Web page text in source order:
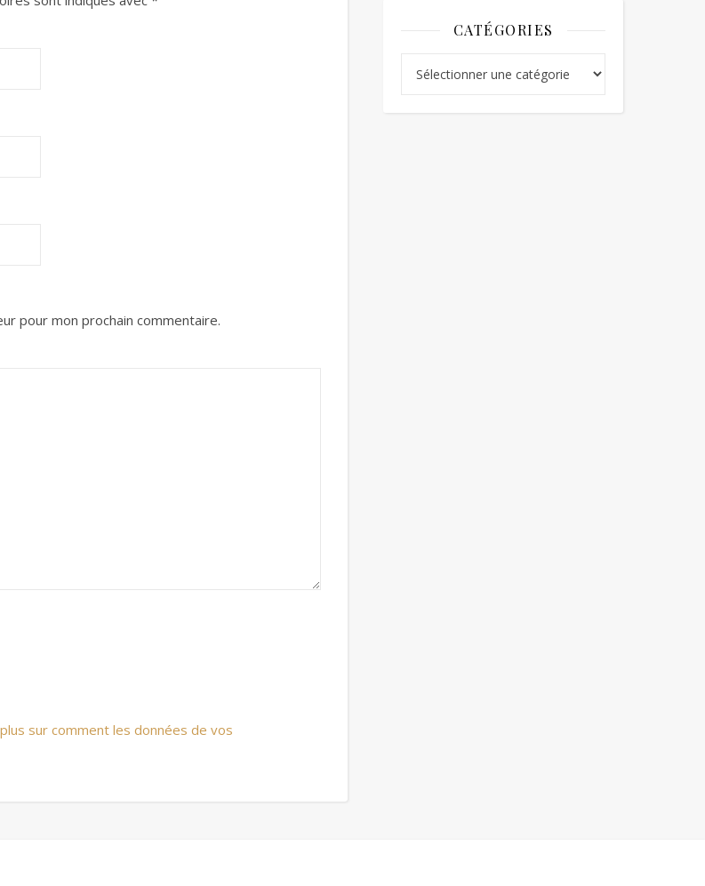
pour mon prochain commentaire.
sur comment les données de vos
CATÉGORIES